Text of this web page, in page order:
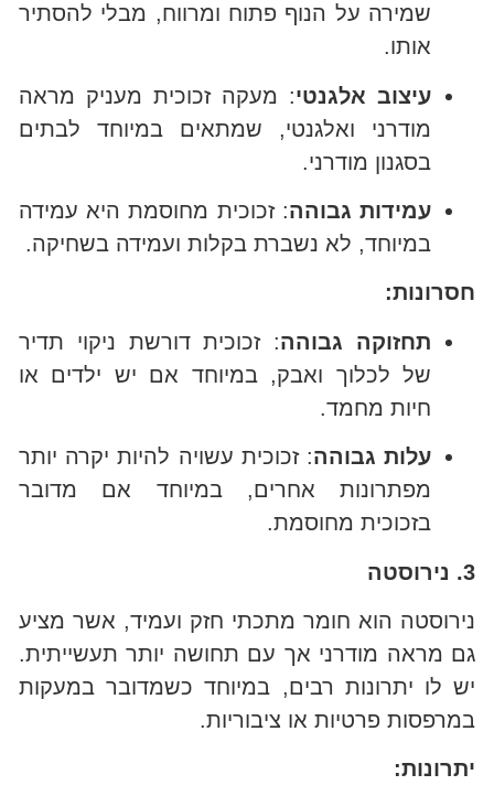
שמירה על הנוף פתוח ומרווח, מבלי להסתיר
אותו.
עיצוב אלגנטי: מעקה זכוכית מעניק מראה
מודרני ואלגנטי, שמתאים במיוחד לבתים
בסגנון מודרני.
עמידות גבוהה: זכוכית מחוסמת היא עמידה
במיוחד, לא נשברת בקלות ועמידה בשחיקה.
חסרונות:
תחזוקה גבוהה: זכוכית דורשת ניקוי תדיר
של לכלוך ואבק, במיוחד אם יש ילדים או
חיות מחמד.
עלות גבוהה: זכוכית עשויה להיות יקרה יותר
מפתרונות אחרים, במיוחד אם מדובר
בזכוכית מחוסמת.
3. נירוסטה
נירוסטה הוא חומר מתכתי חזק ועמיד, אשר מציע
גם מראה מודרני אך עם תחושה יותר תעשייתית.
יש לו יתרונות רבים, במיוחד כשמדובר במעקות
במרפסות פרטיות או ציבוריות.
יתרונות: